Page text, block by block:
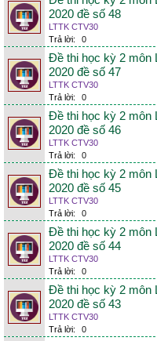
2020 đề số 48
LTTK CTV30
Trả lời:
0
Đề thi học kỳ 2 môn
2020 đề số 47
LTTK CTV30
Trả lời:
0
Đề thi học kỳ 2 môn
2020 đề số 46
LTTK CTV30
Trả lời:
0
Đề thi học kỳ 2 môn
2020 đề số 45
LTTK CTV30
Trả lời:
0
Đề thi học kỳ 2 môn
2020 đề số 44
LTTK CTV30
Trả lời:
0
Đề thi học kỳ 2 môn
2020 đề số 43
LTTK CTV30
Trả lời:
0